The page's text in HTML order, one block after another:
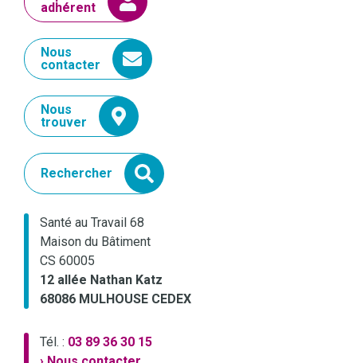
adhérent
Nous
contacter
Nous
trouver
Rechercher
Santé au Travail 68
Maison du Bâtiment
CS 60005
12 allée Nathan Katz
68086 MULHOUSE CEDEX
Tél. : 03 89 36 30 15